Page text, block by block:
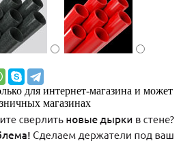
для интернет-магазина и может
магазинах